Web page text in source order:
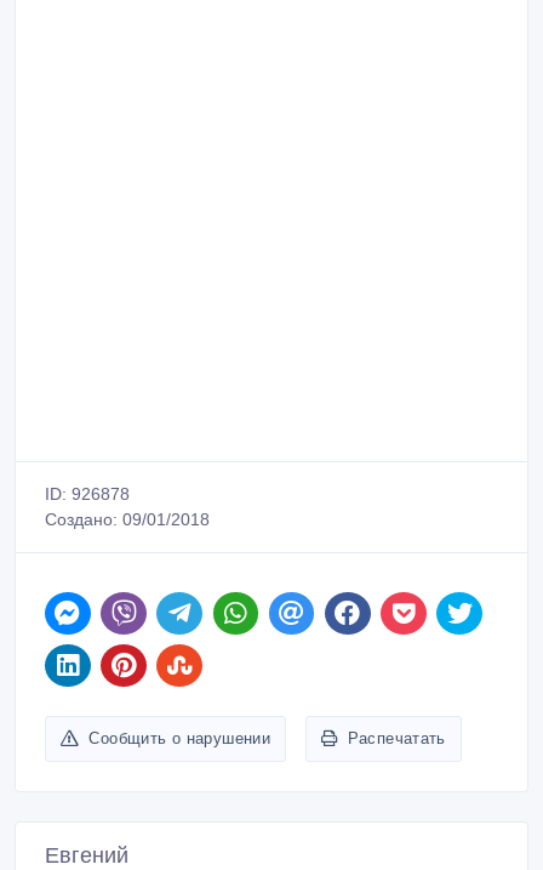
ID: 926878
Создано: 09/01/2018
Сообщить о нарушении Распечатать
Евгений